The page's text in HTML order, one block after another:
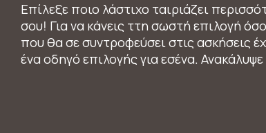
Επίλεξε ποιο λάστιχο ταιριάζει
σου! Για να κάνεις ττη σωστή επιλογή
που θα σε συντροφεύσει στις ασκήσεις
ένα οδηγό επιλογής για εσένα.